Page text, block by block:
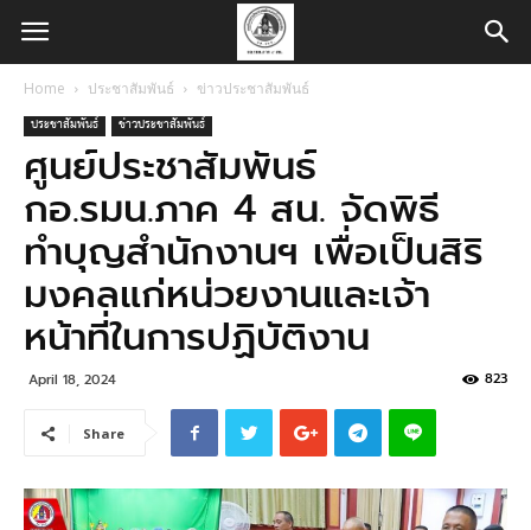
Home ประชาสัมพันธ์ ข่าวประชาสัมพันธ์
ประชาสัมพันธ์ ข่าวประชาสัมพันธ์
ศูนย์ประชาสัมพันธ์
กอ.รมน.ภาค 4 สน. จัดพิธี
ทำบุญสำนักงานฯ เพื่อเป็นสิริ
มงคลแก่หน่วยงานและเจ้า
หน้าที่ในการปฏิบัติงาน
April 18, 2024 823
Share